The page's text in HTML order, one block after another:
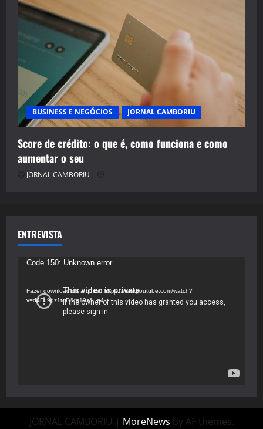
BUSINESS E NEGÓCIOS JORNAL CAMBORIU
Score de crédito: o que é, como funciona e como
aumentar o seu
JORNAL CAMBORIU
ENTREVISTA
Tocador
vídeo
Code 150: Unknown error.
Fazer download do arquivo: https://www.youtube.com/watch?
v=d4Fu9gz1tqE&t=19s&_=4
JORNAL CAMBORIU | MoreNews by AF themes.